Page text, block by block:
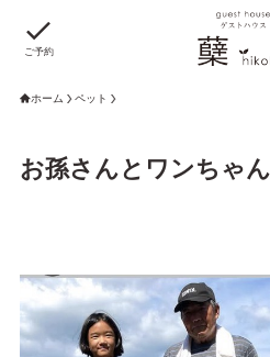
ご予約
ホーム ペット
お孫さんとワンちゃ